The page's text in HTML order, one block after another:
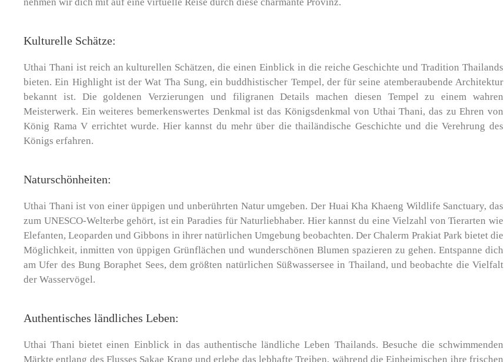
Kulturelle Schätze:
Uthai Thani ist reich an kulturellen Schätzen, die einen Einblick in die reiche Geschichte und Tradition Thailands
bieten. Ein Highlight ist der Wat Tha Sung, ein buddhistischer Tempel, der für seine atemberaubende Architektur
bekannt ist. Die goldenen Verzierungen und filigranen Details machen diesen Tempel zu einem wahren
Meisterwerk. Ein weiteres bemerkenswertes Denkmal ist das Königsdenkmal von Uthai Thani, das zu Ehren von
König Rama V errichtet wurde. Hier kannst du mehr über die thailändische Geschichte und die Verehrung des
Königs erfahren.
Naturschönheiten:
Uthai Thani ist von einer üppigen und unberührten Natur umgeben. Der Huai Kha Khaeng Wildlife Sanctuary, das
zum UNESCO-Welterbe gehört, ist ein Paradies für Naturliebhaber. Hier kannst du eine Vielzahl von Tierarten wie
Elefanten, Leoparden und Gibbons in ihrer natürlichen Umgebung beobachten. Der Chalerm Prakiat Park bietet die
Möglichkeit, inmitten von üppigen Grünflächen und wunderschönen Blumen spazieren zu gehen. Entspanne dich
am Ufer des Bung Boraphet Sees, dem größten natürlichen Süßwassersee in Thailand, und beobachte die Vielfalt
der Wasservögel.
Authentisches ländliches Leben:
Uthai Thani bietet einen Einblick in das authentische ländliche Leben Thailands. Besuche die schwimmenden
Märkte entlang des Flusses Sakae Krang und erlebe das lebhafte Treiben, während die Einheimischen ihre frischen